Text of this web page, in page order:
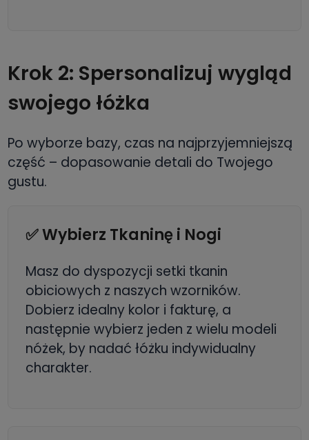
Krok 2: Spersonalizuj wygląd
swojego łóżka
Po wyborze bazy, czas na najprzyjemniejszą
część – dopasowanie detali do Twojego
gustu.
✅ Wybierz Tkaninę i Nogi
Masz do dyspozycji setki tkanin
obiciowych z naszych wzorników.
Dobierz idealny kolor i fakturę, a
następnie wybierz jeden z wielu modeli
nóżek, by nadać łóżku indywidualny
charakter.